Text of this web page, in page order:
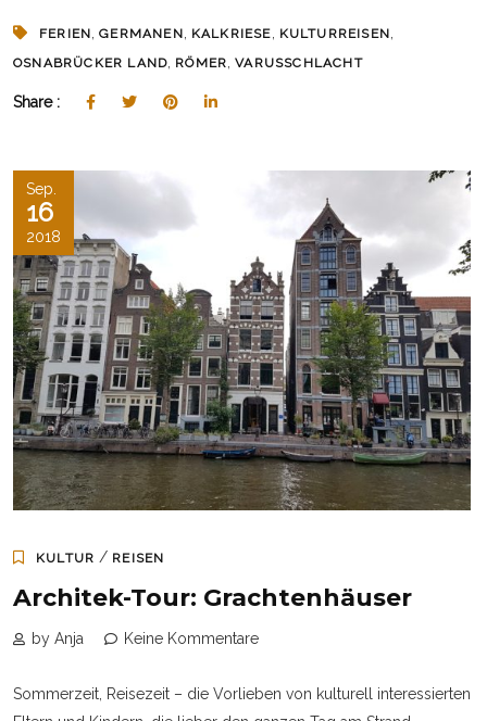
FERIEN ,GERMANEN KALKRIESE KULTURREISEN
OSNABRÜCKER LAND RÖMER ,VARUSSCHLACHT
Share :
Sep.
16
2018
KULTUR / REISEN
Architek-Tour: Grachtenhäuser
by Anja Keine Kommentare
Sommerzeit, Reisezeit – die Vorlieben von kulturell interessierten